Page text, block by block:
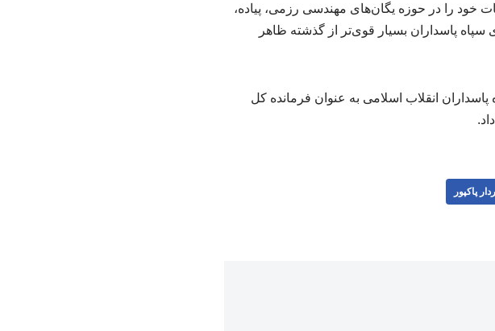
خود را در حوزه یگان‌های مهندسی رزمی، پیاده،
سپاه پاسداران بسیار قوی‌تر از گذشته ظاهر
انقلاب اسلامی به عنوان فرمانده کل
پاکپور